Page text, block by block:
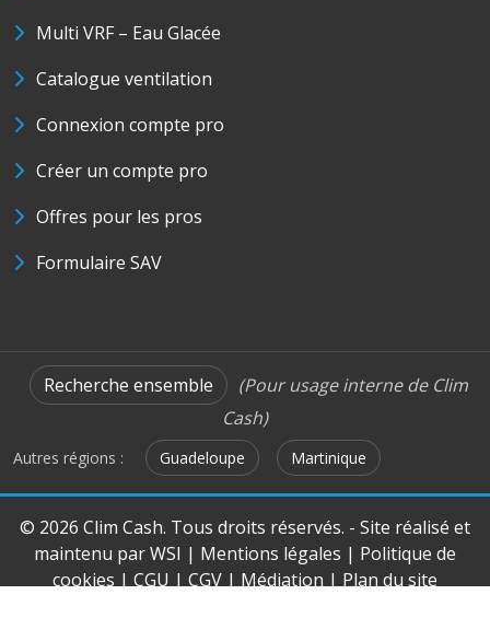
Multi VRF – Eau Glacée
Catalogue ventilation
Connexion compte pro
Créer un compte pro
Offres pour les pros
Formulaire SAV
Recherche ensemble
(Pour usage interne de Clim
Cash)
Autres régions : Guadeloupe Martinique
© 2026 Clim Cash. Tous droits réservés. - Site réalisé et
maintenu parWSI | Mentions légales | Politique de
cookies | CGU | CGV | Médiation | Plan du site